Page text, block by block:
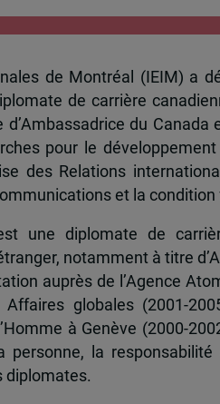
de Montréal (IEIM) a
de carrière
d’Ambassadrice du
pour le
des Relations
et la condition
une diplomate de
notamment à titre
auprès de l’Agence
Affaires globales (2001-
à Genève (2000-
personne, la
diplomates.